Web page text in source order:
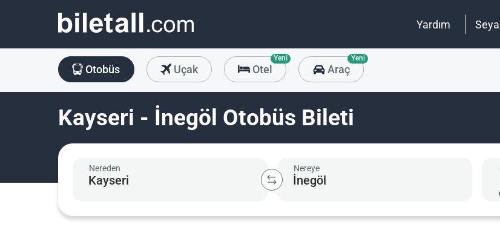
Yardım
Otobüs Uçak Otel
Yeni
Araç
Yeni
Kayseri - İnegöl Otobüs Bileti
Nereden Nereye